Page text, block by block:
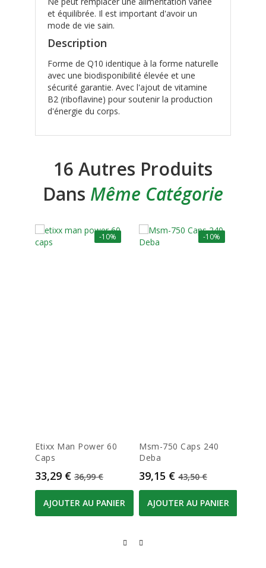
et équilibrée. Il est important d'avoir un
mode de vie sain.
Description
Forme de Q10 identique à la forme naturelle
avec une biodisponibilité élevée et une
sécurité garantie. Avec l'ajout de vitamine
B2 (riboflavine) pour soutenir la production
d'énergie du corps.
16 Autres Produits
Dans Même Catégorie
-10%
Etixx Man Power 60
Caps
Prix
33,29 € Prix de base
36,99 €
AJOUTER AU PANIER
-10%
Msm-750 Caps 240
Deba
Prix
39,15 € Prix de base
43,50 €
AJOUTER AU PANIER